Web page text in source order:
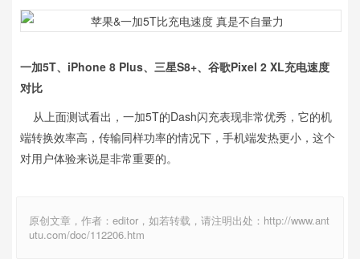
一加5T、iPhone 8 Plus、三星S8+、谷歌Pixel 2 XL充电速度
对比
从上面测试看出，一加5T的Dash闪充表现非常优秀，它的机
端转换效率高，传输同样功率的情况下，手机端发热更小，这个
对用户体验来说是非常重要的。
原创文章，作者：editor，如若转载，请注明出处：http://www.ant
utu.com/doc/112206.htm